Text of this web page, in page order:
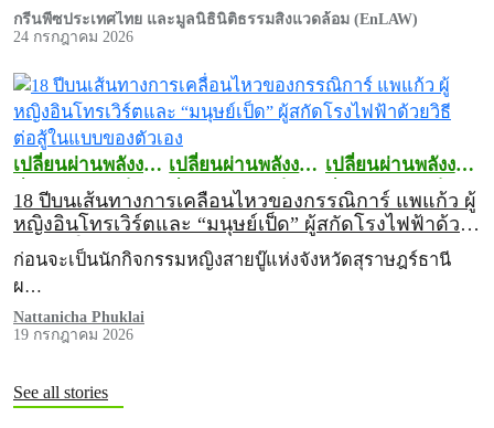
กรีนพีซประเทศไทย และมูลนิธินิติธรรมสิ่งแวดล้อม (EnLAW)
24 กรกฎาคม 2026
เปลี่ยนผ่านพลังงาน
ที่สะอาดและเป็น
ธรรม
เปลี่ยนผ่านพลังงาน
ที่สะอาดและเป็น
ธรรม
เปลี่ยนผ่านพลังงาน
ที่สะอาดและเป็น
ธรรม
18 ปีบนเส้นทางการเคลื่อนไหวของกรรณิการ์ แพแก้ว ผู้
หญิงอินโทรเวิร์ตและ “มนุษย์เป็ด” ผู้สกัดโรงไฟฟ้าด้วย
วิธีต่อสู้ในแบบของตัวเอง
ก่อนจะเป็นนักกิจกรรมหญิงสายบู๊แห่งจังหวัดสุราษฎร์ธานี
ผ…
Nattanicha Phuklai
19 กรกฎาคม 2026
See all stories